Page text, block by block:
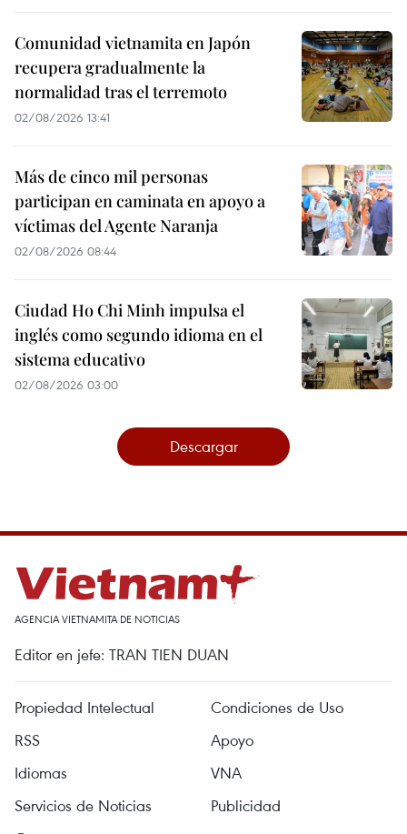
Comunidad vietnamita en Japón
recupera gradualmente la
normalidad tras el terremoto
02/08/2026 13:41
Más de cinco mil personas
participan en caminata en apoyo a
víctimas del Agente Naranja
02/08/2026 08:44
Ciudad Ho Chi Minh impulsa el
inglés como segundo idioma en el
sistema educativo
02/08/2026 03:00
Descargar
AGENCIA VIETNAMITA DE NOTICIAS
Editor en jefe: TRAN TIEN DUAN
Propiedad Intelectual
Condiciones de Uso
RSS
Apoyo
Idiomas
VNA
Servicios de Noticias
Publicidad